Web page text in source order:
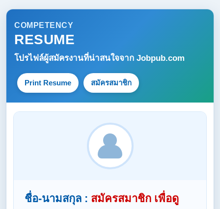
COMPETENCY
RESUME
โปรไฟล์ผู้สมัครงานที่น่าสนใจจาก Jobpub.com
Print Resume สมัครสมาชิก
ชื่อ-นามสกุล : สมัครสมาชิก เพื่อดู